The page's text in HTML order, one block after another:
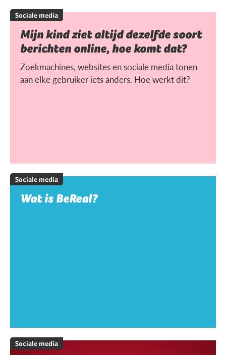
Sociale media
Mijn kind ziet altijd dezelfde soort
berichten online, hoe komt dat?
Zoekmachines, websites en sociale media tonen
aan elke gebruiker iets anders. Hoe werkt dit?
Sociale media
Wat is BeReal?
Sociale media